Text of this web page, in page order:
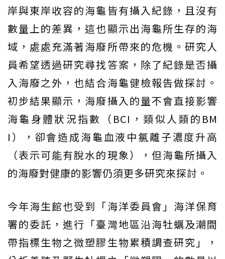
岸與東岸收容的海龜皆有攝入紀錄，且沒有
數量上的差異，這也顯示出海龜所生存的海
域，處處充滿著海廢所帶來的危機。研究人
員希望透過研究尋找答案，除了紀錄是否攝
入海廢之外，也結合海龜健檢報告做探討。
初步結果顯示，海廢攝入的量不會直接影響
海龜身體狀況指數（BCI，類似人類的BM
I），卻會造成海龜血液中氯離子濃度升高
（表示可能有脫水的現象），但海龜所攝入
的海廢對健康的影響仍須更多研究來探討。
今年海生館也受到「海洋委員會」海洋保育
署的委託，進行「臺灣地區沿海牡蠣及潮間
帶指標生物之微塑膠生物累積調查研究」，